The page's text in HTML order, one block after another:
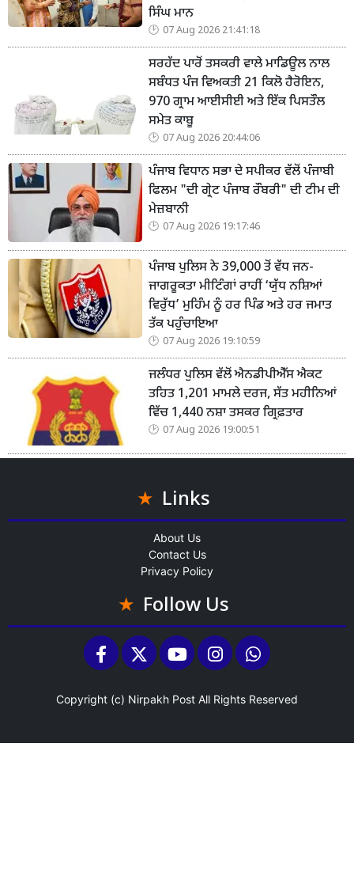
ਸਿੰਘ ਮਾਨ
07 Aug 2026 21:41:18
ਸਰਹੱਦ ਪਾਰੋਂ ਤਸਕਰੀ ਵਾਲੇ ਮਾਡਿਊਲ ਨਾਲ
ਸਬੰਧਤ ਪੰਜ ਵਿਅਕਤੀ 21 ਕਿਲੋ ਹੈਰੋਇਨ,
970 ਗ੍ਰਾਮ ਆਈਸੀਈ ਅਤੇ ਇੱਕ ਪਿਸਤੌਲ
ਸਮੇਤ ਕਾਬੂ
07 Aug 2026 20:44:06
ਪੰਜਾਬ ਵਿਧਾਨ ਸਭਾ ਦੇ ਸਪੀਕਰ ਵੱਲੋਂ ਪੰਜਾਬੀ
ਫਿਲਮ "ਦੀ ਗ੍ਰੇਟ ਪੰਜਾਬ ਰੌਬਰੀ" ਦੀ ਟੀਮ ਦੀ
ਮੇਜ਼ਬਾਨੀ
07 Aug 2026 19:17:46
ਪੰਜਾਬ ਪੁਲਿਸ ਨੇ 39,000 ਤੋਂ ਵੱਧ ਜਨ-
ਜਾਗਰੂਕਤਾ ਮੀਟਿੰਗਾਂ ਰਾਹੀਂ ‘ਯੁੱਧ ਨਸ਼ਿਆਂ
ਵਿਰੁੱਧ’ ਮੁਹਿੰਮ ਨੂੰ ਹਰ ਪਿੰਡ ਅਤੇ ਹਰ ਜਮਾਤ
ਤੱਕ ਪਹੁੰਚਾਇਆ
07 Aug 2026 19:10:59
ਜਲੰਧਰ ਪੁਲਿਸ ਵੱਲੋਂ ਐਨਡੀਪੀਐੱਸ ਐਕਟ
ਤਹਿਤ 1,201 ਮਾਮਲੇ ਦਰਜ, ਸੱਤ ਮਹੀਨਿਆਂ
ਵਿੱਚ 1,440 ਨਸ਼ਾ ਤਸਕਰ ਗ੍ਰਿਫ਼ਤਾਰ
07 Aug 2026 19:00:51
Links
About Us
Contact Us
Privacy Policy
Follow Us
Copyright (c) Nirpakh Post All Rights Reserved